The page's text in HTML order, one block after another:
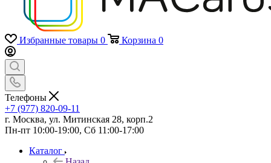
Избранные товары 0 Корзина 0
Телефоны
+7 (977) 820-09-11
г. Москва, ул. Митинская 28, корп.2
Пн-пт 10:00-19:00, Сб 11:00-17:00
Каталог